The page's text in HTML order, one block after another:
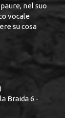
nel suo
vocale
su cosa
Braida 6 -